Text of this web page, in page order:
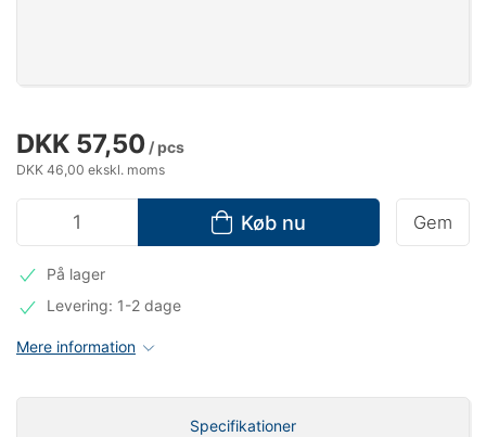
DKK 57,50 / pcs
DKK 46,00 ekskl. moms
Køb nu Gem
På lager
Levering: 1-2 dage
Mere information
Specifikationer